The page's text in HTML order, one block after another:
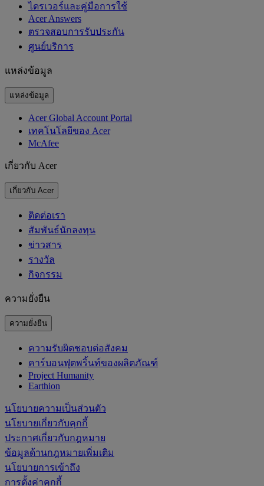
ไดรเวอร์และคู่มือการใช้
Acer Answers
ตรวจสอบการรับประกัน
ศูนย์บริการ
แหล่งข้อมูล
แหล่งข้อมูล
Acer Global Account Portal
เทคโนโลยีของ Acer
McAfee
เกี่ยวกับ Acer
เกี่ยวกับ Acer
ติดต่อเรา
สัมพันธ์นักลงทุน
ข่าวสาร
รางวัล
กิจกรรม
ความยั่งยืน
ความยั่งยืน
ความรับผิดชอบต่อสังคม
คาร์บอนฟุตพริ้นท์ของผลิตภัณฑ์
Project Humanity
Earthion
นโยบายความเป็นส่วนตัว
นโยบายเกี่ยวกับคุกกี้
ประกาศเกี่ยวกับกฎหมาย
ข้อมูลด้านกฎหมายเพิ่มเติม
นโยบายการเข้าถึง
การตั้งค่าคุกกี้